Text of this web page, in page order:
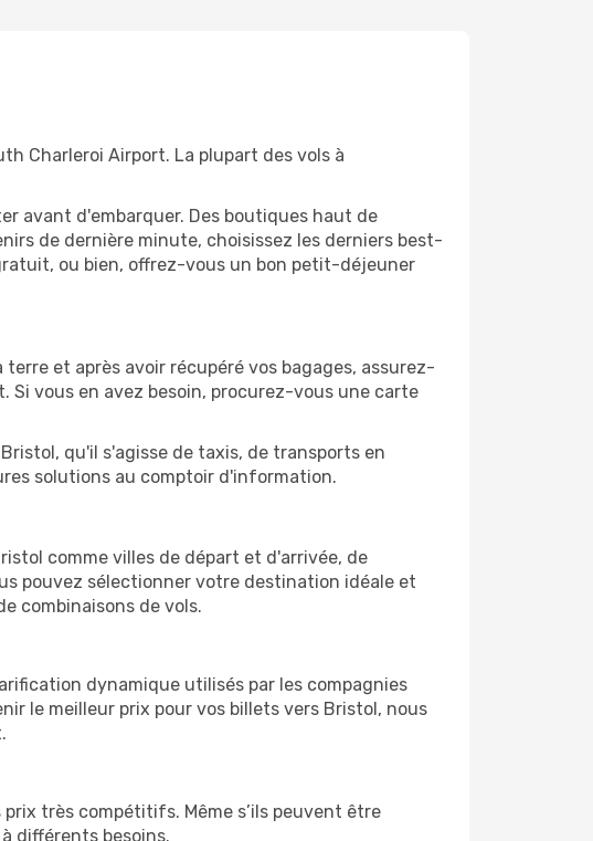
Charleroi Airport. La plupart des vols à
avant d'embarquer. Des boutiques haut de
de dernière minute, choisissez les derniers best-
ou bien, offrez-vous un bon petit-déjeuner
et après avoir récupéré vos bagages, assurez-
vous en avez besoin, procurez-vous une carte
qu'il s'agisse de taxis, de transports en
solutions au comptoir d'information.
comme villes de départ et d'arrivée, de
pouvez sélectionner votre destination idéale et
combinaisons de vols.
dynamique utilisés par les compagnies
le meilleur prix pour vos billets vers Bristol, nous
prix très compétitifs. Même s’ils peuvent être
différents besoins.